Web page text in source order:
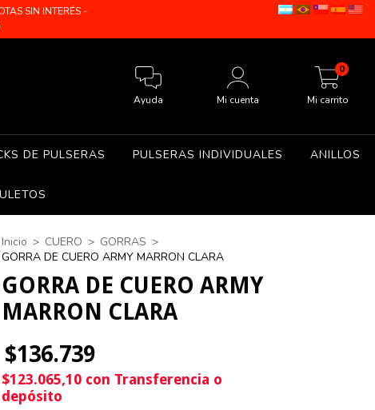
SIN INTERÉS -
Ayuda Mi cuenta Mi carrito
0
DE PULSERAS PULSERAS INDIVIDUALES ANILLOS
Inicio > CUERO > GORRAS >
GORRA DE CUERO ARMY MARRON CLARA
GORRA DE CUERO ARMY
MARRON CLARA
$136.739
$123.065,10 con Transferencia o
depósito